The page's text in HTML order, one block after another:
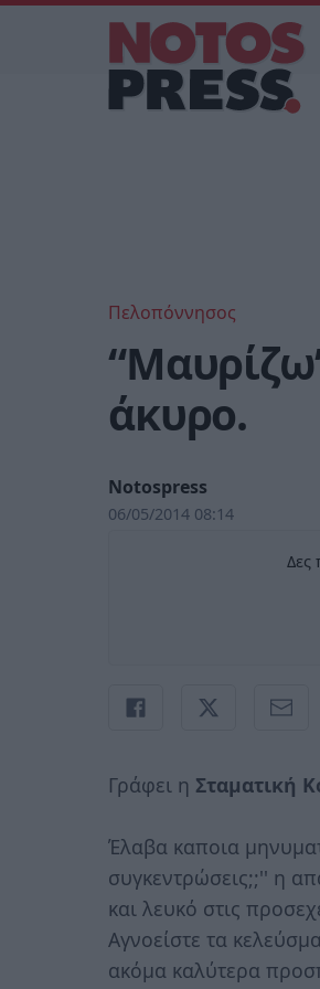
Πελοπόννησος
άκυρο.
Notospress
06/05/2014 08:14
Δες
Γράφει η Σταματική
Έλαβα καποια
συγκεντρώσεις;;'' η
και λευκό στις
Αγνοείστε τα
ακόμα καλύτερα